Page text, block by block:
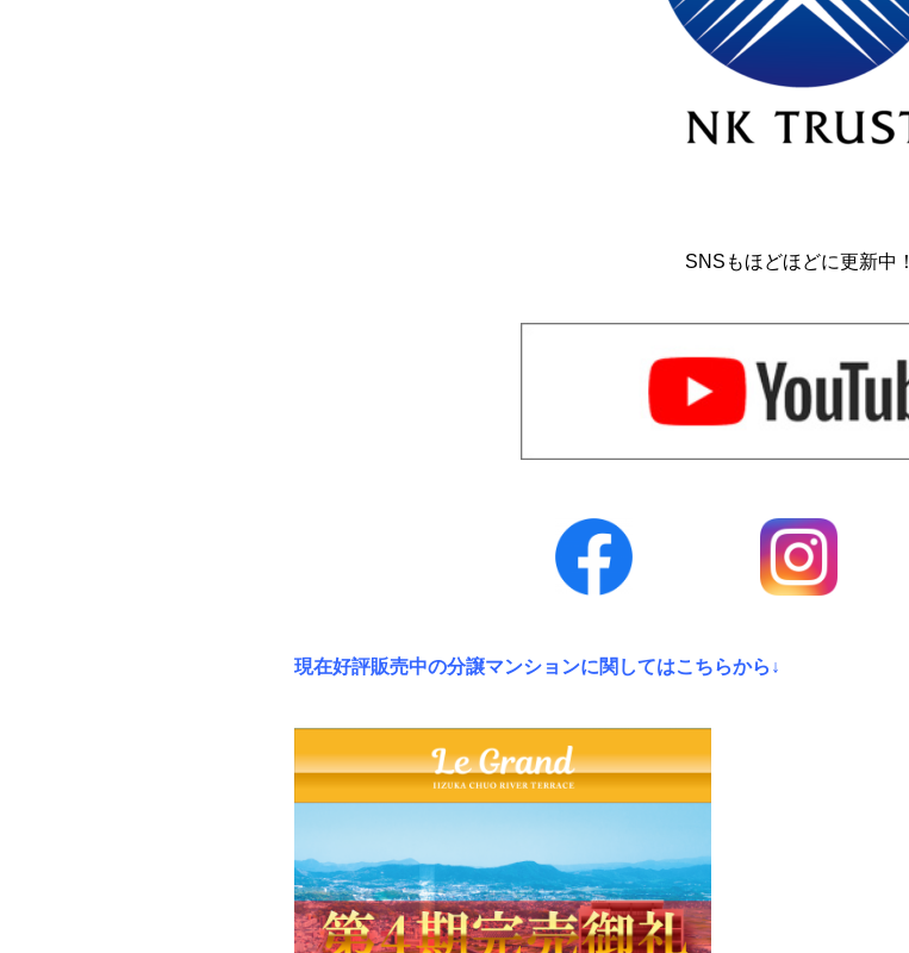
SNSもほどほどに更新中！
現在好評販売中の分譲マンションに関してはこちらから↓